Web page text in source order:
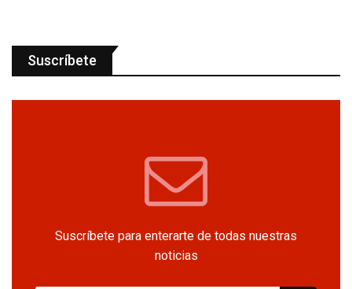
Suscríbete
Suscríbete para enterarte de todas nuestras
noticias